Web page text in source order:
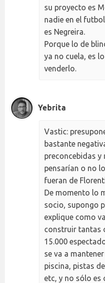
su proyecto es
nadie en el
es Negreira.
Porque lo de
ya no cuela, es
venderlo.
Yebrita
Vastic:
bastante
preconcebidas y
pensarían o no
fueran de
De momento lo
socio, supongo
explique como
construir tantas
15.000
se va a
piscina, pistas
etc, y no sólo es